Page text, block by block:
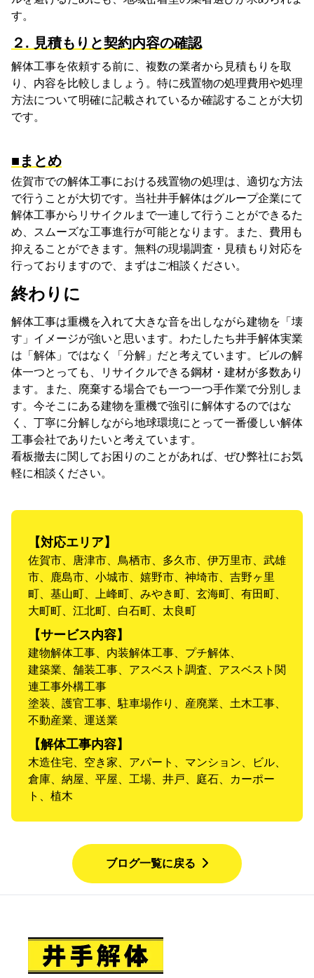
す。
２. 見積もりと契約内容の確認
解体工事を依頼する前に、複数の業者から見積もりを取
り、内容を比較しましょう。特に残置物の処理費用や処理
方法について明確に記載されているか確認することが大切
です。
■ まとめ
佐賀市での解体工事における残置物の処理は、適切な方法
で行うことが大切です。当社井手解体はグループ企業にて
解体工事からリサイクルまで一連して行うことができるた
め、スムーズな工事進行が可能となります。また、費用も
抑えることができます。 無料の現場調査・見積もり対応を
行っておりますので、
まずはご相談ください。
終わりに
解体工事は重機を入れて大きな音を出しながら建物を「壊
す」イメージが強いと思います。わたしたち井手解体実業
は「解体」ではなく「分解」だと考えています。ビルの解
体一つとっても、リサイクルできる鋼材・建材が多数あり
ます。また、廃棄する場合でも一つ一つ手作業で分別しま
す。今そこにある建物を重機で強引に解体するのではな
く、丁寧に分解しながら地球環境にとって一番優しい解体
工事会社でありたいと考えています。
看板撤去に関してお困りのことがあれば、ぜひ弊社にお気
軽に相談ください。
【対応エリア】
佐賀市、唐津市、鳥栖市、多久市、伊万里市、武雄
市、鹿島市、小城市、嬉野市、神埼市、吉野ヶ里
町、基山町、上峰町、みやき町、玄海町、有田町、
大町町、江北町、白石町、太良町
【サービス内容】
建物解体工事、内装解体工事、プチ解体、
建築業、舗装工事、アスベスト調査、アスベスト関
連工事外構工事
塗装、護官工事、駐車場作り、産廃業、土木工事、
不動産業、運送業
【解体工事内容】
木造住宅、空き家、アパート、マンション、ビル、
倉庫、納屋、平屋、工場、井戸、庭石、カーポー
ト、植木
ブログ一覧に戻る